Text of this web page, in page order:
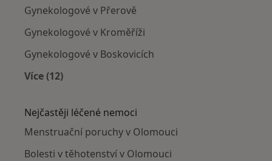
Gynekologové v Přerově
Gynekologové v Kroměříži
Gynekologové v Boskovicích
Více (12)
Nejčastěji léčené nemoci
Menstruační poruchy v Olomouci
Bolesti v těhotenství v Olomouci